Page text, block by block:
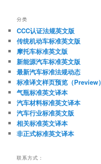
分类
CCC认证法规英文版
传统机动车标准英文版
摩托车标准英文版
新能源汽车标准英文版
最新汽车标准法规动态
标准译文样页预览（Preview）
气瓶标准英文译本
汽车材料标准英文译本
汽车行业标准英文版
相关标准英文译本
非正式标准英文译本
联系方式：